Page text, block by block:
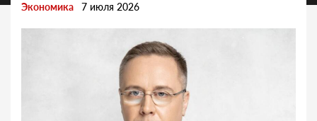
Экономика 7 июля 2026